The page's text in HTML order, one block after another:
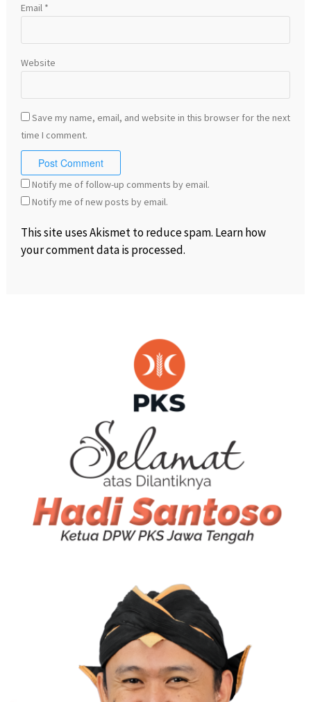
Email *
Website
Save my name, email, and website in this browser for the next
time I comment.
Notify me of follow-up comments by email.
Notify me of new posts by email.
This site uses Akismet to reduce spam. Learn how
your comment data is processed.